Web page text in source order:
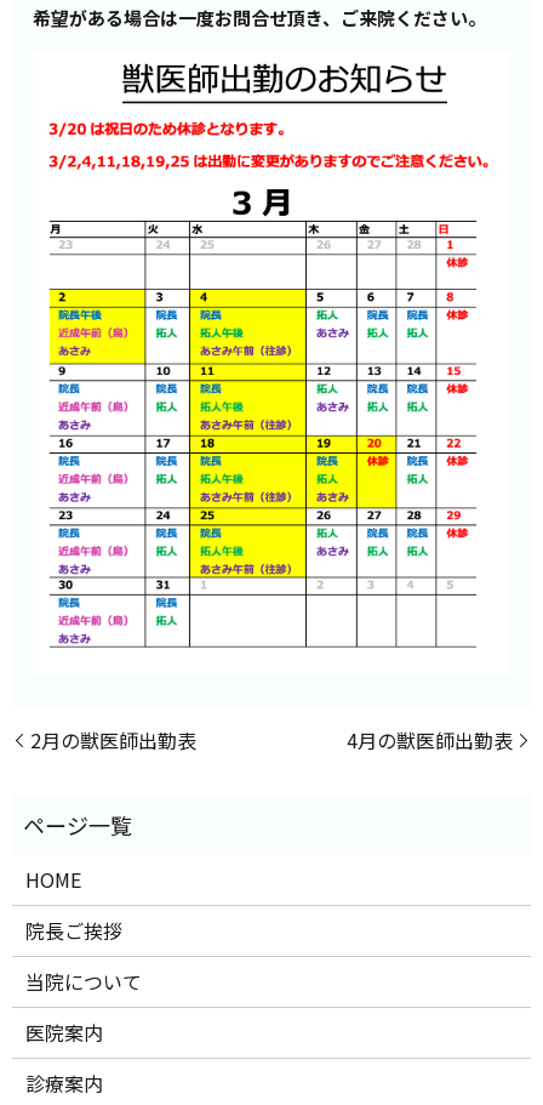
希望がある場合は一度お問合せ頂き、ご来院ください。
2月の獣医師出勤表 4月の獣医師出勤表
HOME
院長ご挨拶
当院について
医院案内
診療案内